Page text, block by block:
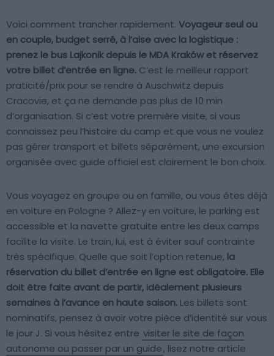
Voici comment trancher rapidement. Voyageur seul ou
en couple, budget serré, à l’aise avec la logistique :
prenez le bus Lajkonik depuis le MDA Kraków et réservez
votre billet d’entrée en ligne. C’est le meilleur rapport
praticité/prix pour se rendre à Auschwitz depuis
Cracovie, et ça ne demande pas plus de 10 min
d’organisation. Si c’est votre première visite, si vous
connaissez peu l’histoire du camp et que vous ne voulez
pas gérer transport et billets séparément, une excursion
organisée avec guide officiel est clairement le bon choix.
Vous voyagez en groupe ou en famille, ou vous êtes déjà
en voiture en Pologne ? Allez-y en voiture, le parking est
accessible et la navette gratuite entre les deux camps
facilite la visite. Le train, lui, est à éviter sauf contrainte
très spécifique. Quelle que soit l’option retenue, la
réservation du billet d’entrée en ligne est obligatoire. Elle
doit être faite avant de partir, idéalement plusieurs
semaines à l’avance en haute saison. Les billets sont
nominatifs, pensez à avoir votre pièce d’identité sur vous
le jour J. Si vous hésitez entre visiter le site de façon
autonome ou passer par un guide, lisez notre article